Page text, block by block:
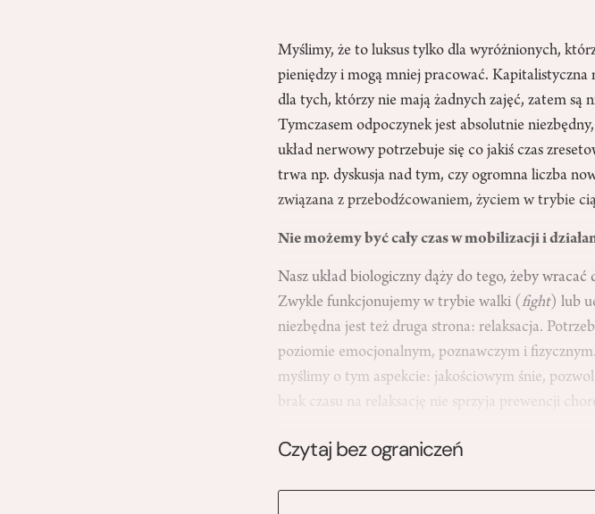
Myślimy, że to luksus tylko dla wyróżnionych,
pieniędzy i mogą mniej pracować.
dla tych, którzy nie mają żadnych zajęć, zatem są
Tymczasem odpoczynek jest absolutnie
układ nerwowy potrzebuje się co jakiś czas
trwa np. dyskusja nad tym, czy ogromna liczba
związana z przebodźcowaniem, życiem w trybie
Nie możemy być cały czas w mobilizacji i
Nasz układ biologiczny dąży do tego, żeby
Zwykle funkcjonujemy w trybie walki (fight) lub
niezbędna jest też druga strona: relaksacja.
poziomie emocjonalnym, poznawczym i
myślimy o tym aspekcie: jakościowym śnie,
brak czasu na relaksację nie sprzyja prewencji
Czytaj bez ograniczeń